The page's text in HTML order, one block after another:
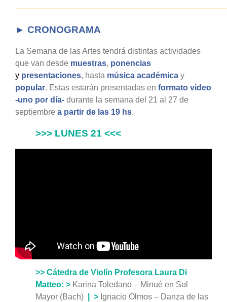
► CRONOGRAMA
La Semana de las Artes tendrá distintas actividades
que van desde muestras, ponencias
y presentaciones, hasta música académica y
popular. Estas estarán presentadas en formato video
-uno por día- durante la semana del 21 al 27 de
septiembre a partir de las 19 hs.
>>> LUNES 21 <<<
>> Cátedra de Violín Profesora Laura Di
Matteo: > Karina Toledano – Minué en Sol
Mayor (Bach)
| > Ignacio Olmos – Danza de las